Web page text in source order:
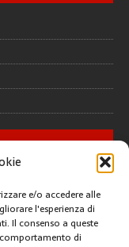
e/o accedere alle
l'esperienza di
Il consenso a queste
di